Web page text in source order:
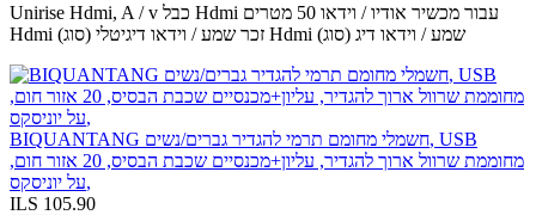
Unirise Hdmi, A / v כבל Hdmi עבור מכשיר אודיו / וידאו 50 מטרים
Hdmi (סוג) זכר שמע / וידאו דיגיטלי Hdmi (סוג) שמע / וידאו דיג
BIQUANTANG חשמלי מחומם תרמי להגדיר גברים/נשים, USB
מחוממת שרוול ארוך להגדיר, עליון+מכנסיים שכבת הבסיס, 20 אזור חום,
על יוניסקס,
ILS 105.90